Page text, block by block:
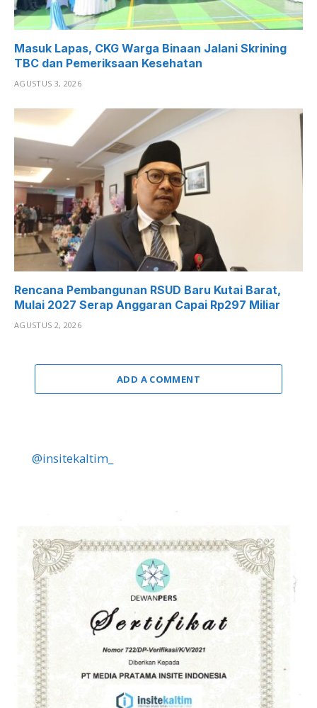
Masuk Lapas, CKG Warga Binaan Jalani Skrining
TBC dan Pemeriksaan Kesehatan
AGUSTUS 3, 2026
Rencana Pembangunan RSUD Baru Kutai Barat,
Mulai 2027 Serap Anggaran Capai Rp297 Miliar
AGUSTUS 2, 2026
ADD A COMMENT
@insitekaltim_